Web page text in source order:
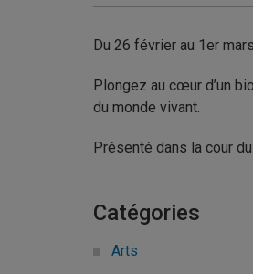
Du 26 février au 1er
Plongez au cœur d’un
du monde vivant.
Présenté dans la cour
Catégories
Arts